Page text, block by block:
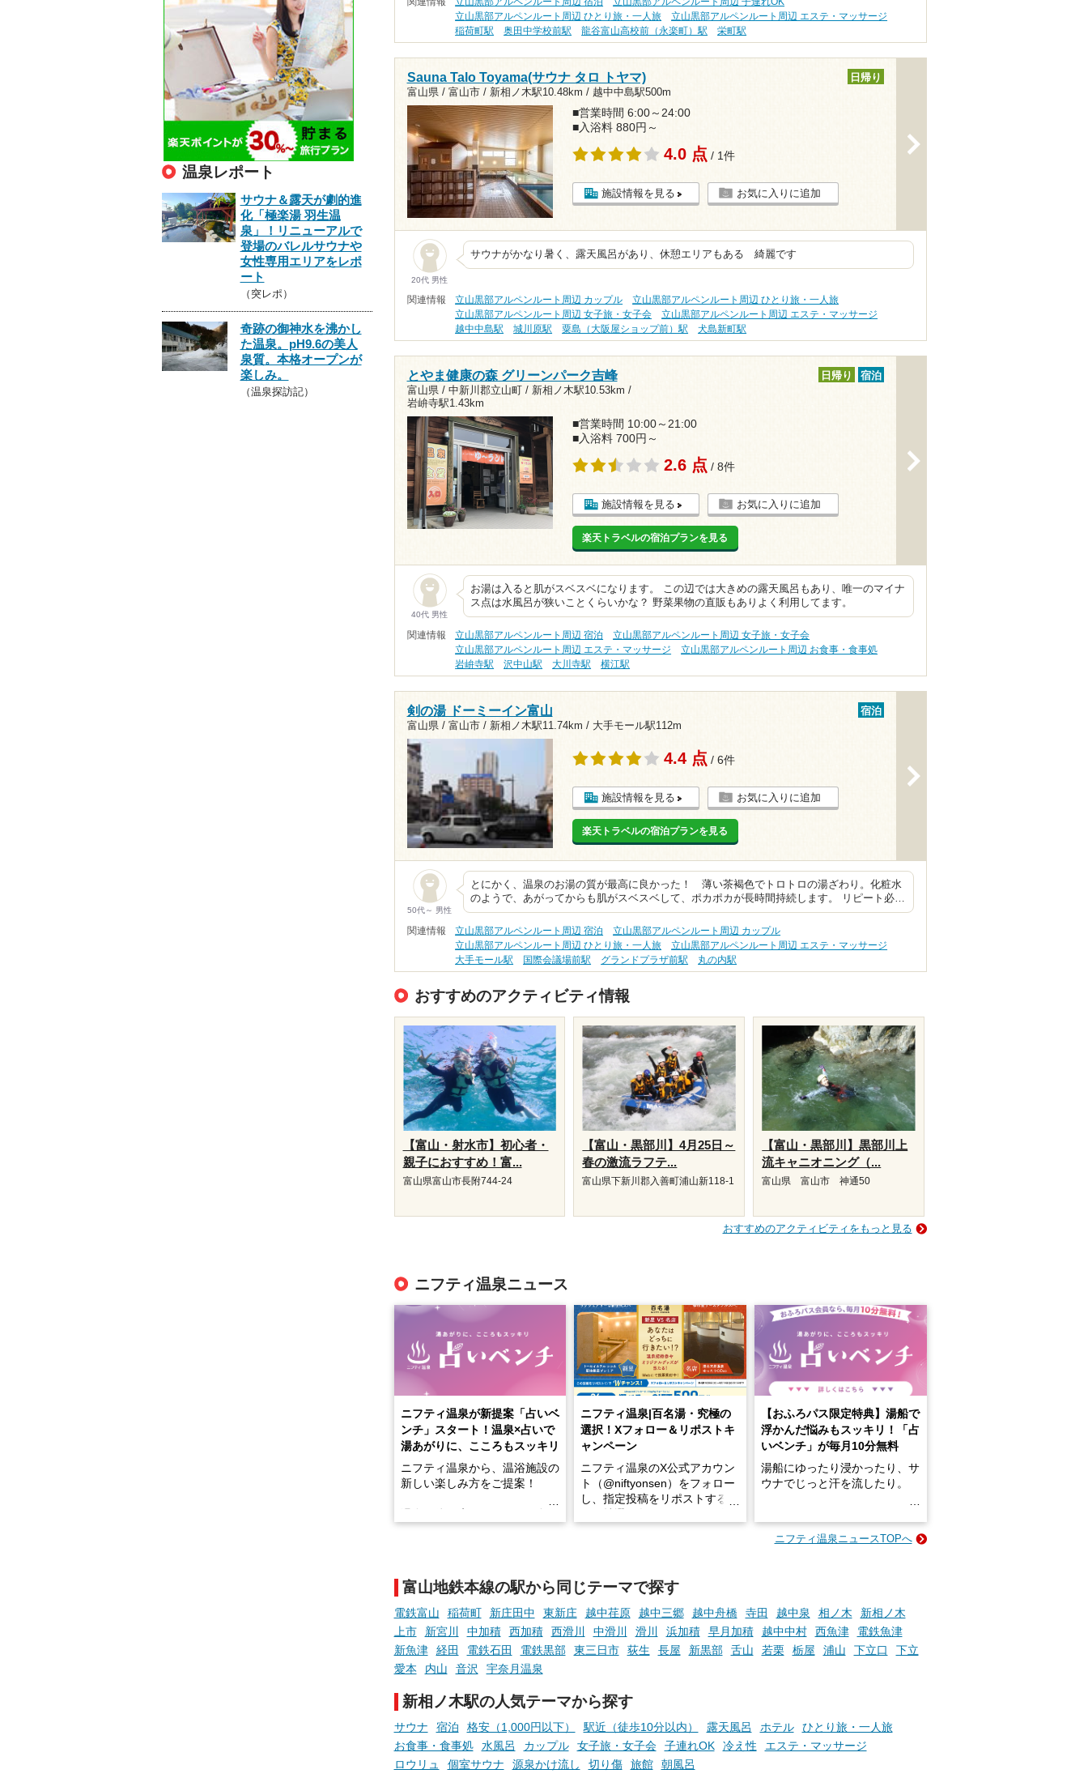
立山黒部アルペンルート周辺 ひとり旅・一人旅
立山黒部アルペンルート周辺 エステ・マッサージ
稲荷町駅
奥田中学校前駅 龍谷富山高校前（永楽町）駅 栄町駅
Sauna Talo Toyama(サウナ タロ トヤマ)
富山県 / 富山市 / 新相ノ木駅10.48km / 越中中島駅500m
日帰り
■営業時間 6:00～24:00
■入浴料 880円～
4.0 点 / 1件
施設情報を見る お気に入りに追加
20代 男性
サウナがかなり暑く、露天風呂があり、休憩エリアもある 綺麗です
関連情報 立山黒部アルペンルート周辺 カップル
立山黒部アルペンルート周辺 ひとり旅・一人旅
立山黒部アルペンルート周辺 女子旅・女子会
立山黒部アルペンルート周辺 エステ・マッサージ
越中中島駅
城川原駅 粟島（大阪屋ショップ前）駅 犬島新町駅
とやま健康の森 グリーンパーク吉峰
富山県 / 中新川郡立山町 / 新相ノ木駅10.53km /
岩峅寺駅1.43km
日帰り 宿泊
■営業時間 10:00～21:00
■入浴料 700円～
2.6 点 / 8件
施設情報を見る お気に入りに追加
楽天トラベルの宿泊プランを見る
40代 男性
お湯は入ると肌がスベスベになります。 この辺では大きめの露天風呂もあり、唯一のマイナ
ス点は水風呂が狭いことくらいかな？ 野菜果物の直販もありよく利用してます。
関連情報 立山黒部アルペンルート周辺 宿泊
立山黒部アルペンルート周辺 女子旅・女子会
立山黒部アルペンルート周辺 エステ・マッサージ
立山黒部アルペンルート周辺 お食事・食事処
岩峅寺駅
沢中山駅 大川寺駅 横江駅
剣の湯 ドーミーイン富山
富山県 / 富山市 / 新相ノ木駅11.74km / 大手モール駅112m
宿泊
4.4 点 / 6件
施設情報を見る お気に入りに追加
楽天トラベルの宿泊プランを見る
50代～ 男性
とにかく、温泉のお湯の質が最高に良かった！ 薄い茶褐色でトロトロの湯ざわり。化粧水
のようで、あがってからも肌がスベスベして、ポカポカが長時間持続します。 リピート必…
関連情報 立山黒部アルペンルート周辺 宿泊
立山黒部アルペンルート周辺 カップル
立山黒部アルペンルート周辺 ひとり旅・一人旅
立山黒部アルペンルート周辺 エステ・マッサージ
大手モール駅
国際会議場前駅 グランドプラザ前駅 丸の内駅
おすすめのアクティビティ情報
【富山・射水市】初心者・
親子におすすめ！富...
富山県富山市長附744-24
【富山・黒部川】4月25日～
春の激流ラフテ...
富山県下新川郡入善町浦山新118-1
【富山・黒部川】黒部川上
流キャニオニング（...
富山県 富山市 神通50
おすすめのアクティビティをもっと見る
ニフティ温泉ニュース
ニフティ温泉が新提案「占いベ
ンチ」スタート！温泉×占いで
湯あがりに、こころもスッキリ
ニフティ温泉から、温浴施設の
新しい楽しみ方をご提案！
手相やタロットなど気軽に楽し
める占いで、“ととのう”おふろ
時間を、もっと特別に。
ニフティ温泉|百名湯・究極の
選択！Xフォロー＆リポストキ
ャンペーン
ニフティ温泉のX公式アカウン
ト（@niftyonsen）をフォロー
し、指定投稿をリポストする
【おふろパス限定特典】湯船で
浮かんだ悩みもスッキリ！「占
いベンチ」が毎月10分無料
湯船にゆったり浸かったり、サ
ウナでじっと汗を流したり。
そんな「一人でぼんやり過ごす
でくることはありませんか？
そんな心のつぶやきを、湯あが
りの温まった心のまま相談でき
ニフティ温泉ニュースTOPへ
富山地鉄本線の駅から同じテーマで探す
電鉄富山 稲荷町 新庄田中 東新庄 越中荏原 越中三郷 越中舟橋 寺田 越中泉 相ノ木
新相ノ木
上市
新宮川 中加積 西加積 西滑川 中滑川 滑川 浜加積 早月加積 越中中村 西魚津
電鉄魚津
新魚津
経田 電鉄石田 電鉄黒部 東三日市 荻生 長屋 新黒部 舌山 若栗 栃屋 浦山 下立口
下立
愛本
内山 音沢 宇奈月温泉
新相ノ木駅の人気テーマから探す
サウナ 宿泊 格安（1,000円以下） 駅近（徒歩10分以内） 露天風呂 ホテル
ひとり旅・一人旅
お食事・食事処
水風呂 カップル 女子旅・女子会 子連れOK 冷え性
エステ・マッサージ
ロウリュ
個室サウナ 源泉かけ流し 切り傷 旅館 朝風呂
温泉レポート
サウナ＆露天が劇的進
化「極楽湯 羽生温
泉」！リニューアルで
登場のバレルサウナや
女性専用エリアをレポ
ート
（突レポ）
奇跡の御神水を沸かし
た温泉。pH9.6の美人
泉質。本格オープンが
楽しみ。
（温泉探訪記）